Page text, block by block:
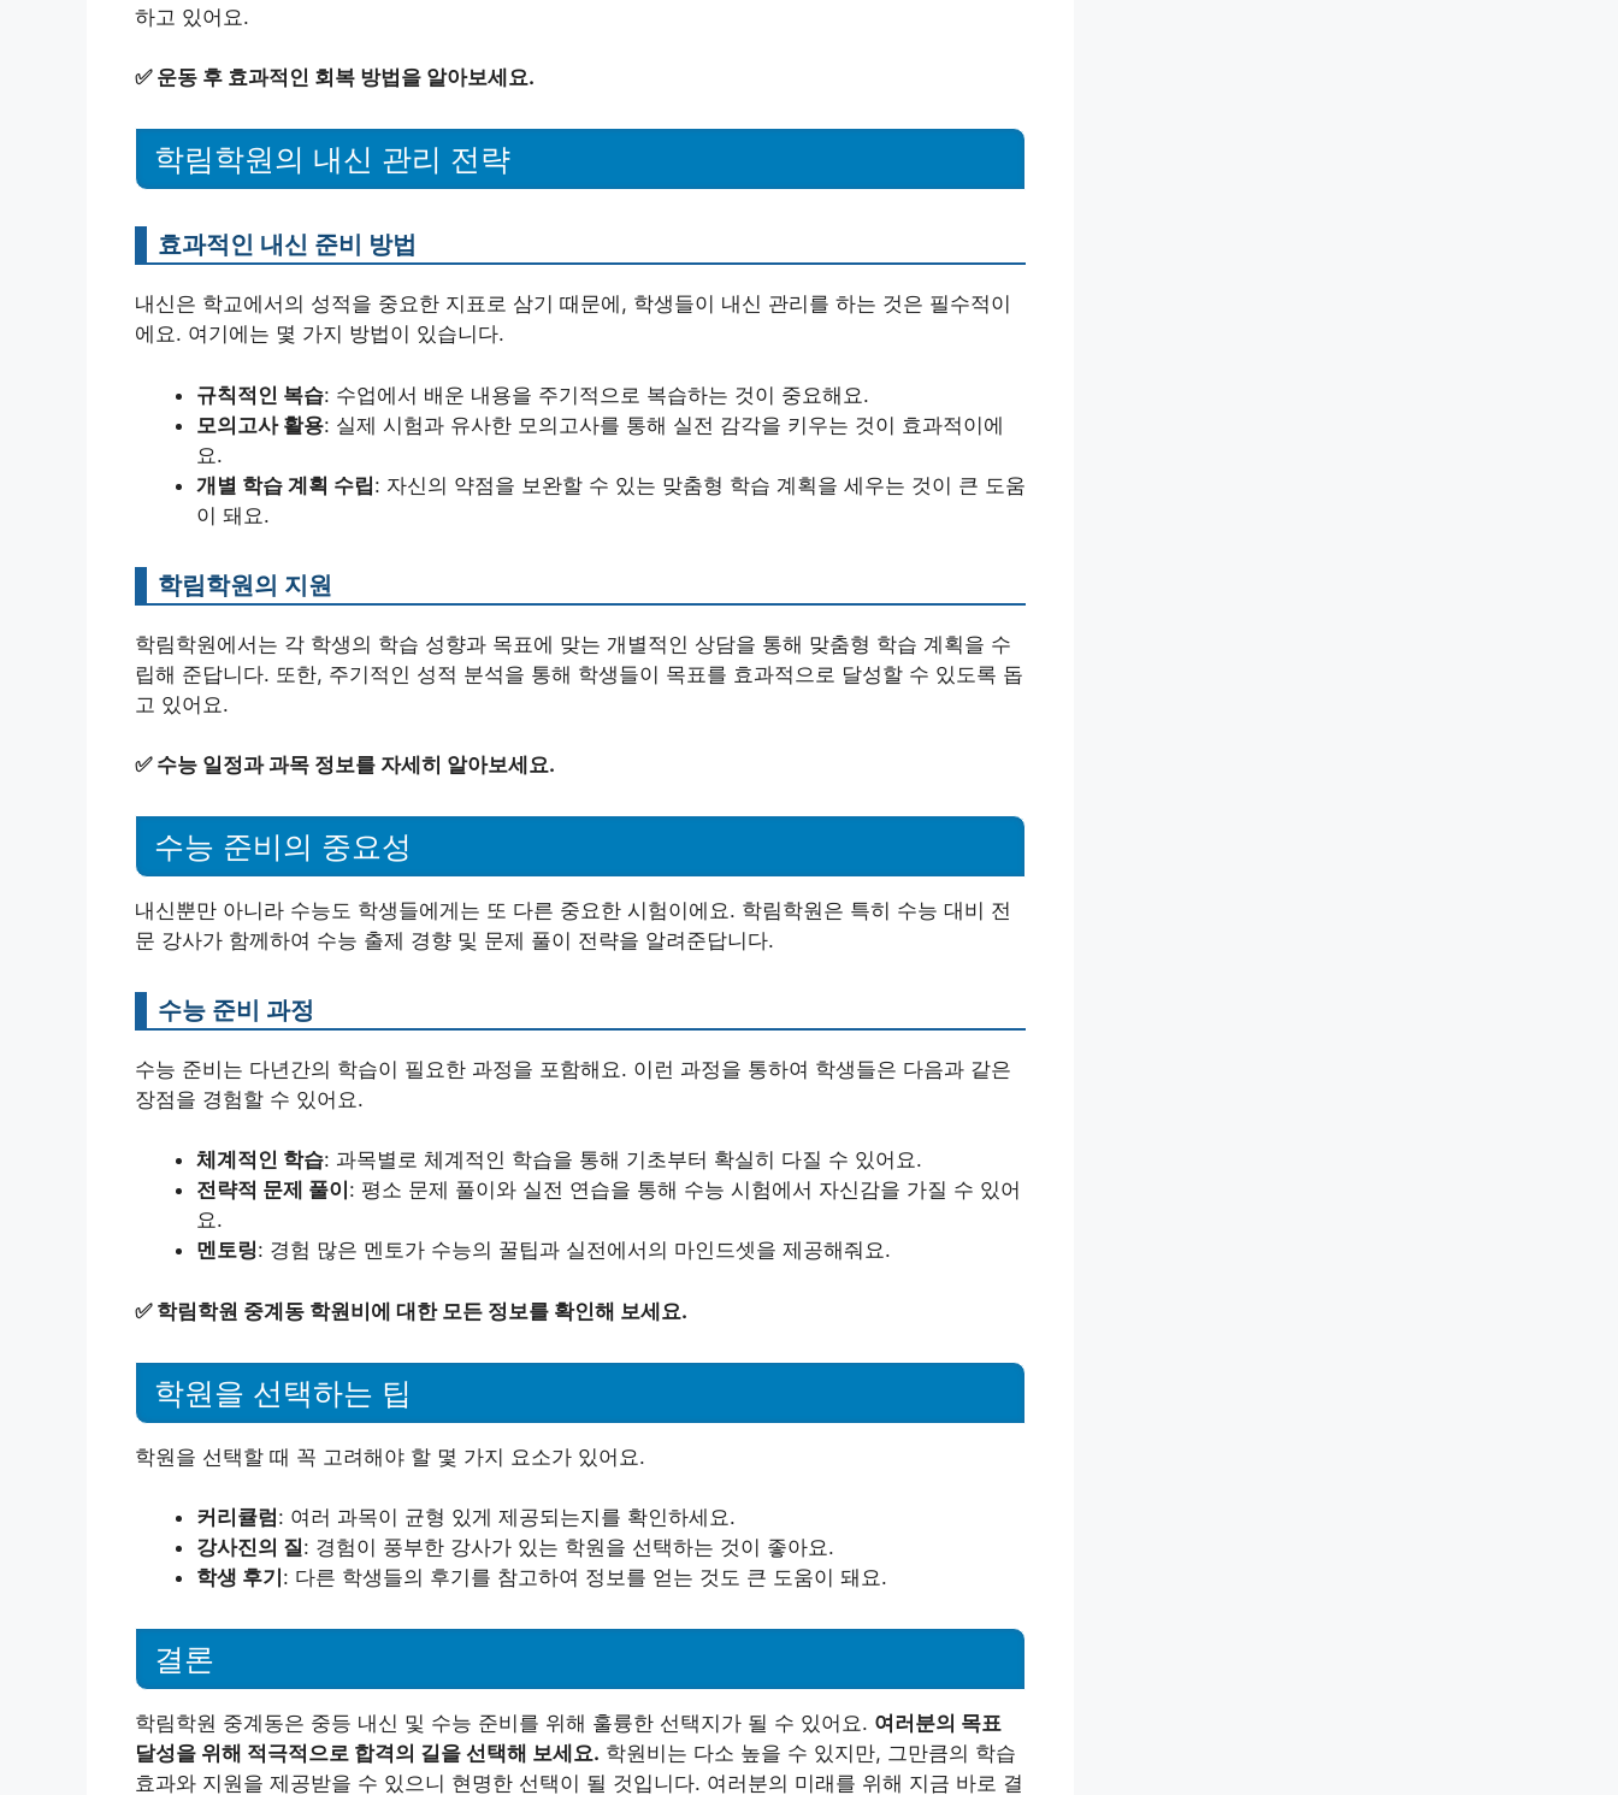
하고 있어요.
✅ 운동 후 효과적인 회복 방법을 알아보세요.
학림학원의 내신 관리 전략
효과적인 내신 준비 방법
내신은 학교에서의 성적을 중요한 지표로 삼기 때문에, 학생들이 내신 관리를 하는 것은 필수적이
에요. 여기에는 몇 가지 방법이 있습니다.
규칙적인 복습: 수업에서 배운 내용을 주기적으로 복습하는 것이 중요해요.
모의고사 활용: 실제 시험과 유사한 모의고사를 통해 실전 감각을 키우는 것이 효과적이에
요.
개별 학습 계획 수립: 자신의 약점을 보완할 수 있는 맞춤형 학습 계획을 세우는 것이 큰 도움
이 돼요.
학림학원의 지원
학림학원에서는 각 학생의 학습 성향과 목표에 맞는 개별적인 상담을 통해 맞춤형 학습 계획을 수
립해 준답니다. 또한, 주기적인 성적 분석을 통해 학생들이 목표를 효과적으로 달성할 수 있도록 돕
고 있어요.
✅ 수능 일정과 과목 정보를 자세히 알아보세요.
수능 준비의 중요성
내신뿐만 아니라 수능도 학생들에게는 또 다른 중요한 시험이에요. 학림학원은 특히 수능 대비 전
문 강사가 함께하여 수능 출제 경향 및 문제 풀이 전략을 알려준답니다.
수능 준비 과정
수능 준비는 다년간의 학습이 필요한 과정을 포함해요. 이런 과정을 통하여 학생들은 다음과 같은
장점을 경험할 수 있어요.
체계적인 학습: 과목별로 체계적인 학습을 통해 기초부터 확실히 다질 수 있어요.
전략적 문제 풀이 : 평소 문제 풀이와 실전 연습을 통해 수능 시험에서 자신감을 가질 수 있어
요.
멘토링: 경험 많은 멘토가 수능의 꿀팁과 실전에서의 마인드셋을 제공해줘요.
✅ 학림학원 중계동 학원비에 대한 모든 정보를 확인해 보세요.
학원을 선택하는 팁
학원을 선택할 때 꼭 고려해야 할 몇 가지 요소가 있어요.
커리큘럼 : 여러 과목이 균형 있게 제공되는지를 확인하세요.
강사진의 질: 경험이 풍부한 강사가 있는 학원을 선택하는 것이 좋아요.
학생 후기 : 다른 학생들의 후기를 참고하여 정보를 얻는 것도 큰 도움이 돼요.
결론
학림학원 중계동은 중등 내신 및 수능 준비를 위해 훌륭한 선택지가 될 수 있어요. 여러분의 목표
달성을 위해 적극적으로 합격의 길을 선택해 보세요. 학원비는 다소 높을 수 있지만, 그만큼의 학습
효과와 지원을 제공받을 수 있으니 현명한 선택이 될 것입니다. 여러분의 미래를 위해 지금 바로 결